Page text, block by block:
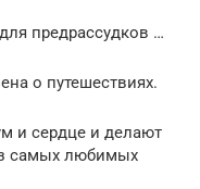
предрассудков …
о путешествиях.
и сердце и делают
самых любимых